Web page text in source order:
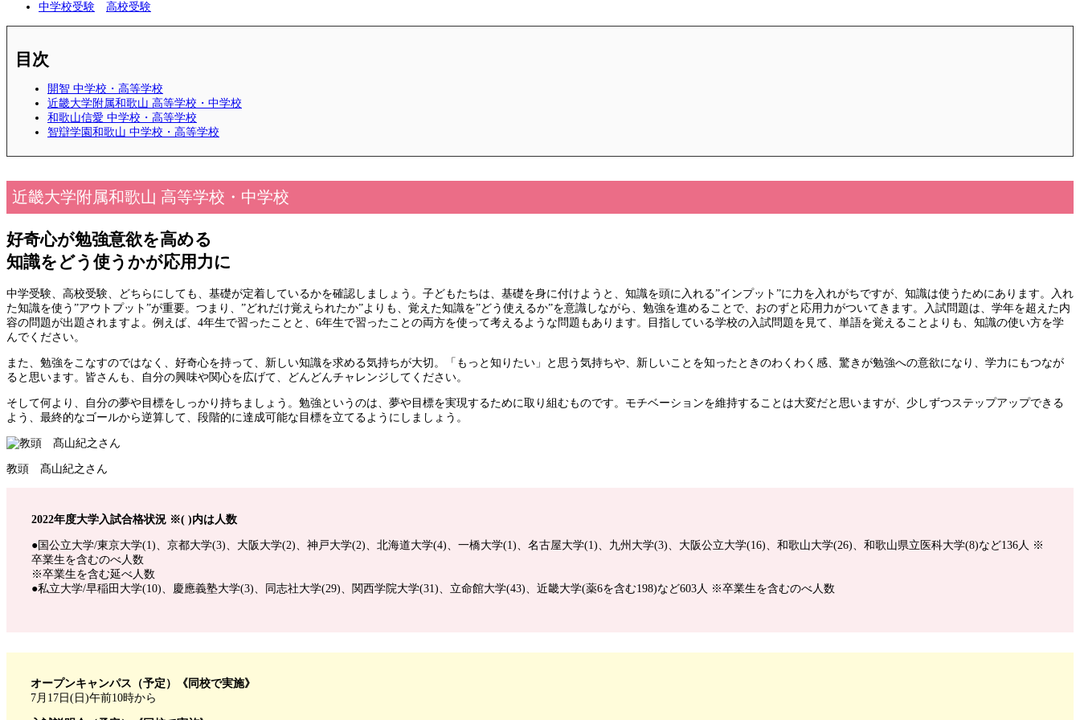
中学校受験 高校受験
目次
開智 中学校・高等学校
近畿大学附属和歌山 高等学校・中学校
和歌山信愛 中学校・高等学校
智辯学園和歌山 中学校・高等学校
近畿大学附属和歌山 高等学校・中学校
好奇心が勉強意欲を高める
知識をどう使うかが応用力に
中学受験、高校受験、どちらにしても、基礎が定着しているかを確認しましょう。子どもたちは、基礎を身に付けようと、知識を頭に入れる”インプット”に力を入れがちですが、知識は使うためにあります。入れ
た知識を使う”アウトプット”が重要。つまり、”どれだけ覚えられたか”よりも、覚えた知識を”どう使えるか”を意識しながら、勉強を進めることで、おのずと応用力がついてきます。入試問題は、学年を超えた内
容の問題が出題されますよ。例えば、4年生で習ったことと、6年生で習ったことの両方を使って考えるような問題もあります。目指している学校の入試問題を見て、単語を覚えることよりも、知識の使い方を学
んでください。
また、勉強をこなすのではなく、好奇心を持って、新しい知識を求める気持ちが大切。「もっと知りたい」と思う気持ちや、新しいことを知ったときのわくわく感、驚きが勉強への意欲になり、学力にもつなが
ると思います。皆さんも、自分の興味や関心を広げて、どんどんチャレンジしてください。
そして何より、自分の夢や目標をしっかり持ちましょう。勉強というのは、夢や目標を実現するために取り組むものです。モチベーションを維持することは大変だと思いますが、少しずつステップアップできる
よう、最終的なゴールから逆算して、段階的に達成可能な目標を立てるようにしましょう。
教頭 髙山紀之さん
2022年度大学入試合格状況 ※( )内は人数
●国公立大学/東京大学(1)、京都大学(3)、大阪大学(2)、神戸大学(2)、北海道大学(4)、一橋大学(1)、名古屋大学(1)、九州大学(3)、大阪公立大学(16)、和歌山大学(26)、和歌山県立医科大学(8)など136人 ※
卒業生を含むのべ人数
※卒業生を含む延べ人数
●私立大学/早稲田大学(10)、慶應義塾大学(3)、同志社大学(29)、関西学院大学(31)、立命館大学(43)、近畿大学(薬6を含む198)など603人 ※卒業生を含むのべ人数
オープンキャンパス（予定）《同校で実施》
7月17日(日)午前10時から